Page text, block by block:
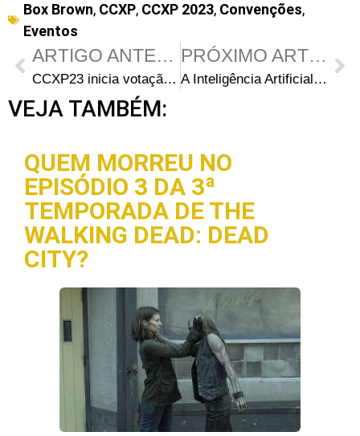
Box Brown, CCXP, CCXP 2023, Convenções,
Eventos
ARTIGO ANTERIOR
CCXP23 inicia votação online para o Concurso Cosplay Master
PRÓXIMO ARTIGO
A Inteligência Artificial em “The Walking Dead: A New Frontier”
VEJA TAMBÉM:
QUEM MORREU NO
EPISÓDIO 3 DA 3ª
TEMPORADA DE THE
WALKING DEAD: DEAD
CITY?